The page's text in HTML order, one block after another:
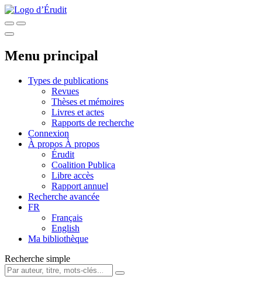
Menu principal
Types de publications
Revues
Thèses et mémoires
Livres et actes
Rapports de recherche
Connexion
À propos À propos
Érudit
Coalition Publica
Libre accès
Rapport annuel
Recherche avancée
FR
Français
English
Ma bibliothèque
Recherche simple